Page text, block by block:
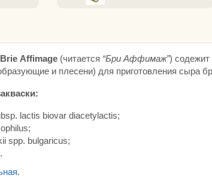
Brie Affimage(читается “Бри Аффимаж”) содежит
и плесени) для приготовления сыра
lactis biovar diacetylactis;
spp. bulgaricus;
.